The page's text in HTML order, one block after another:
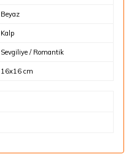
Beyaz
Kalp
Sevgiliye / Romantik
16x16 cm